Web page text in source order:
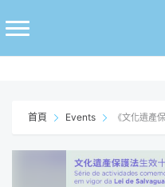
至
首頁 Events 《文化遺產